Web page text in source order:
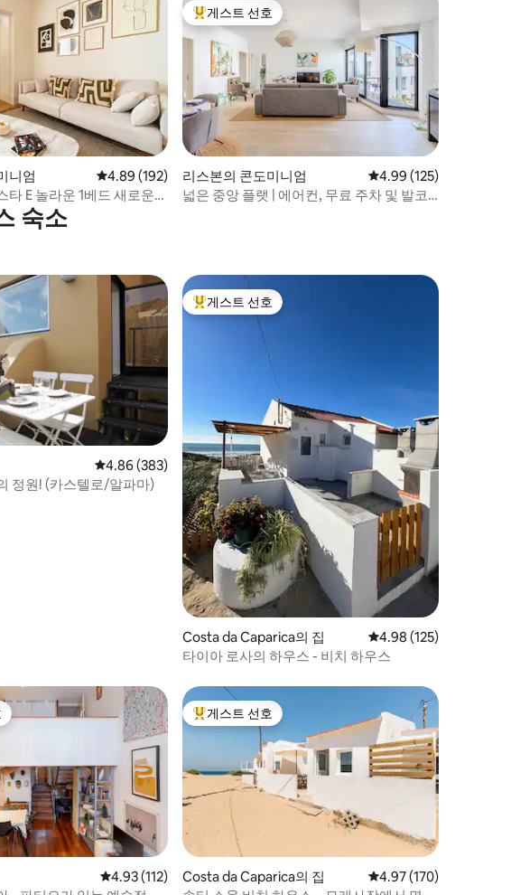
개
니엄 평점 4.89점(5점 만점), 후기 192개
4.89 (192)
타 E 놀라운 1베드 새로운
시오 광장
상위 게스트 선호
게스트 선호
리스본의 콘도미니엄 평점 4.99점(5점 만점),
4.99 (125)
넓은 중앙 플랫 | 에어컨, 무료 주차 및 발코
숙소
개
평점 4.86점(5점 만점), 후기 383개
4.86 (383)
정원! (카스텔로/알파마)
상위 게스트 선호
게스트 선호
Costa da Caparica의 집 평점 4.98점(5점 만점),
4.98 (125)
타이아 로사의 하우스 - 비치 하우스
개
호
평점 4.93점(5점 만점), 후기 112개
4.93 (112)
상위 게스트 선호
게스트 선호
Costa da Caparica의 집 평점 4.97점(5점 만점),
4.97 (170)